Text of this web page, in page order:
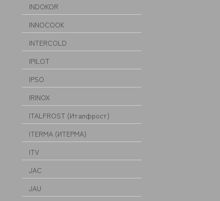
INDOKOR
INNOCOOK
INTERCOLD
IPILOT
IPSO
IRINOX
ITALFROST (Италфрост)
ITERMA (ИТЕРМА)
ITV
JAC
JAU